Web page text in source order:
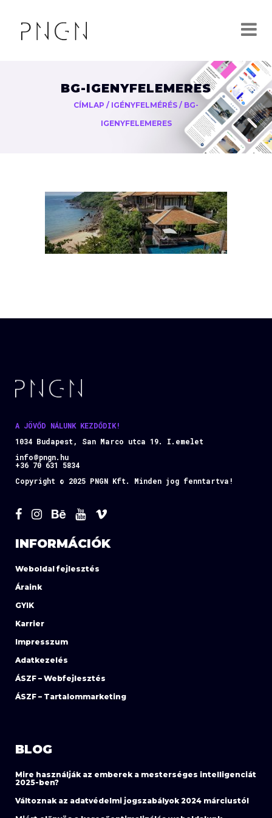
BG-IGENYFELEMERES
CÍMLAP / IGÉNYFELMÉRÉS / BG-
IGENYFELEMERES
A JÖVŐD NÁLUNK KEZDŐDIK!
1034 Budapest, San Marco utca 19. I.emelet
info@pngn.hu
+36 70 631 5834
Copyright © 2025 PNGN Kft. Minden jog fenntartva!
INFORMÁCIÓK
Weboldal fejlesztés
Áraink
GYIK
Karrier
Impresszum
Adatkezelés
ÁSZF – Webfejlesztés
ÁSZF – Tartalommarketing
BLOG
Mire használják az emberek a mesterséges intelligenciát
2025-ben?
Változnak az adatvédelmi jogszabályok 2024 márciustól